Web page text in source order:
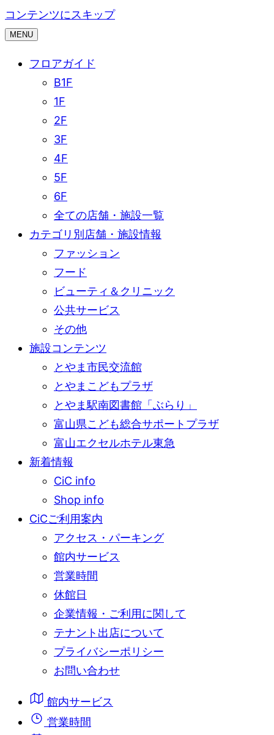
コンテンツにスキップ
MENU
フロアガイド
B1F
1F
2F
3F
4F
5F
6F
全ての店舗・施設一覧
カテゴリ別店舗・施設情報
ファッション
フード
ビューティ＆クリニック
公共サービス
その他
施設コンテンツ
とやま市民交流館
とやまこどもプラザ
とやま駅南図書館「ぶらり」
富山県こども総合サポートプラザ
富山エクセルホテル東急
新着情報
CiC info
Shop info
CiCご利用案内
アクセス・パーキング
館内サービス
営業時間
休館日
企業情報・ご利用に関して
テナント出店について
プライバシーポリシー
お問い合わせ
館内サービス
営業時間